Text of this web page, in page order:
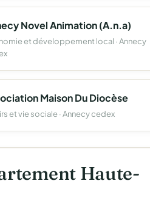
Novel Animation (A.n.a)
et développement local · Annecy
Maison Du Diocèse
et vie sociale · Annecy cedex
Haute-